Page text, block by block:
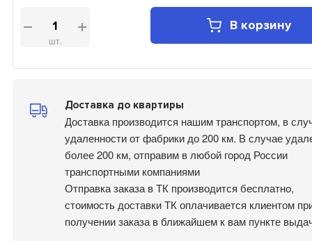
шт.
В корзину
Доставка до квартиры
Доставка производится нашим транспортом, в
удаленности от фабрики до 200 км. В случае
более 200 км, отправим в любой город России
транспортными компаниями
Отправка заказа в ТК производится бесплатно,
стоимость доставки ТК оплачивается клиентом
получении заказа в ближайшем к вам пункте